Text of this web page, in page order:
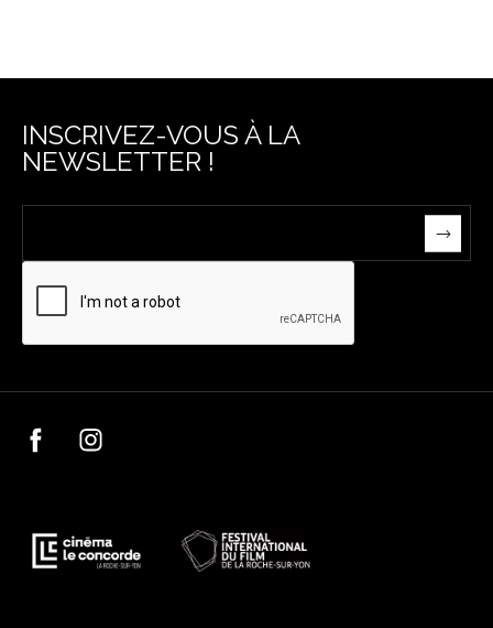
INSCRIVEZ-VOUS À LA
NEWSLETTER !